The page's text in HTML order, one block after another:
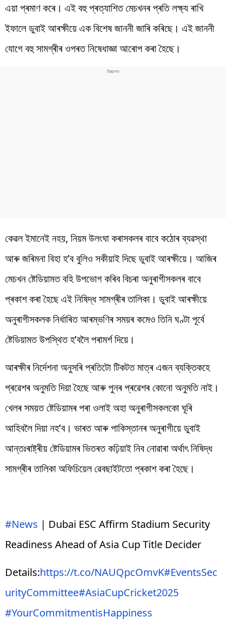
এয়া প্ৰমাণ কৰে। এই বহু প্ৰত্যাশিত মেচখনৰ প্ৰতি লক্ষ্য ৰাখি
ইফালে ডুবাই আৰক্ষীয়ে এক বিশেষ জাননী জাৰি কৰিছে। এই জাননী
যোগে বহু সামগ্ৰীৰ ওপৰত নিষেধাজ্ঞা আৰোপ কৰা হৈছে।
কেৱল ইমানেই নহয়, নিয়ম উলংঘা কৰাসকলৰ বাবে কঠোৰ ব্যৱস্থা
আৰু জৰিমনা বিহা হ’ব বুলিও সকীয়াই দিছে ডুবাই আৰক্ষীয়ে। আজিৰ
মেচখন ষ্টেডিয়ামত বহি উপভোগ কৰিব বিচৰা অনুৰাগীসকলৰ বাবে
প্ৰকাশ কৰা হৈছে এই নিষিদ্ধ সামগ্ৰীৰ তালিকা। ডুবাই আৰক্ষীয়ে
অনুৰাগীসকলক নিৰ্ধাৰিত আৰম্ভণিৰ সময়ৰ কমেও তিনি ঘণ্টা পূৰ্বে
ষ্টেডিয়ামত উপস্থিত হ’বলৈ পৰামৰ্শ দিয়ে।
আৰক্ষীৰ নিৰ্দেশনা অনুসৰি প্ৰতিটো টিকটত মাত্ৰ এজন ব্যক্তিকহে
প্ৰৱেশৰ অনুমতি দিয়া হৈছে আৰু পুনৰ প্ৰৱেশৰ কোনো অনুমতি নাই।
খেলৰ সময়ত ষ্টেডিয়ামৰ পৰা ওলাই অহা অনুৰাগীসকলকো ঘূৰি
আহিবলৈ দিয়া নহ’ব। ভাৰত আৰু পাকিস্তানৰ অনুৰাগীয়ে ডুবাই
আন্তঃৰাষ্ট্ৰীয় ষ্টেডিয়ামৰ ভিতৰত কঢ়িয়াই নিব নোৱাৰা অৰ্থাৎ নিষিদ্ধ
সামগ্ৰীৰ তালিকা অফিচিয়েল ৱেবছাইটতো প্ৰকাশ কৰা হৈছে।
#News | Dubai ESC Affirm Stadium Security
Readiness Ahead of Asia Cup Title Decider
Details:https://t.co/NAUQpcOmvK#EventsSec
urityCommittee#AsiaCupCricket2025
#YourCommitmentisHappiness